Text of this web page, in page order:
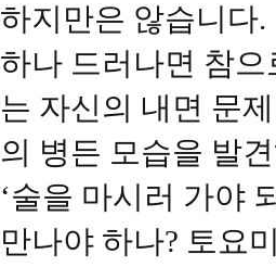
하지만은 않습니다
하나 드러나면 참
는 자신의 내면 문
의 병든 모습을 발
‘술을 마시러 가야
만나야 하나? 토요